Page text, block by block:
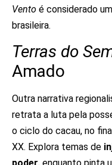
Vento é considerado
brasileira.
Terras do
Amado
Outra narrativa
retrata a luta pela
o ciclo do cacau, no
XX. Explora temas de